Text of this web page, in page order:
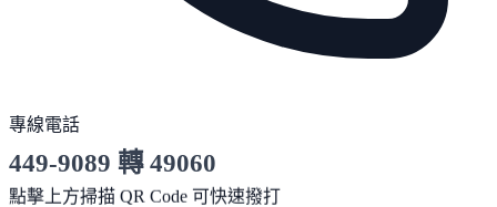
專線電話
449-9089 轉 49060
服務時間 10:00～19:00
點擊上方掃描 QR Code 可快速撥打